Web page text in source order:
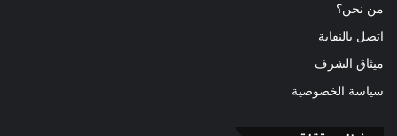
من نحن؟
اتصل بالنقابة
ميثاق الشرف
سياسة الخصوصية